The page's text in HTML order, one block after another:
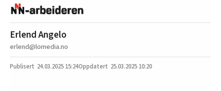
Erlend Angelo
erlend@lomedia.no
24.03.2025 15:24 25.03.2025 10:20